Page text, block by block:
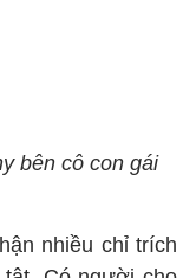
bên cô con gái
nhiều chỉ trích